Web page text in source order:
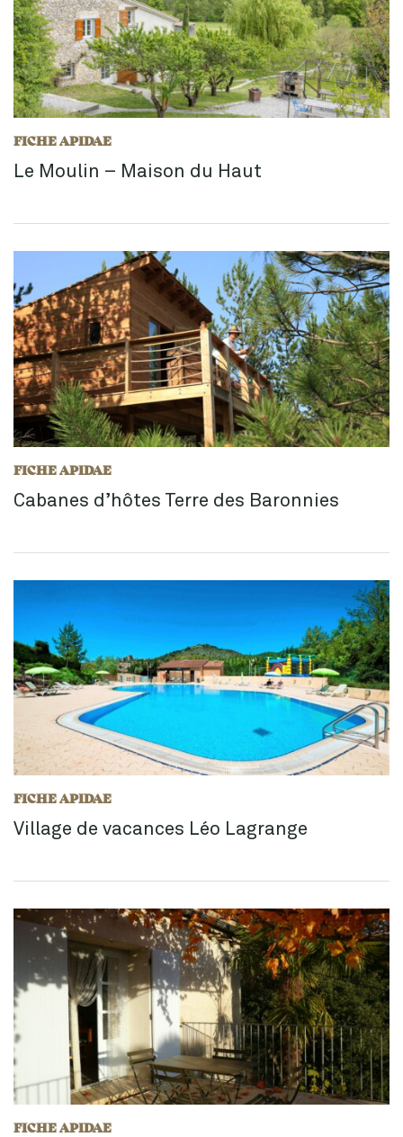
FICHE APIDAE
Le Moulin – Maison du Haut
FICHE APIDAE
Cabanes d’hôtes Terre des Baronnies
FICHE APIDAE
Village de vacances Léo Lagrange
FICHE APIDAE